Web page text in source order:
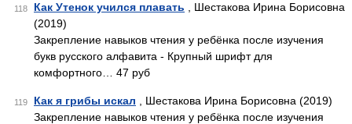
118 Как Утенок учился плавать , Шестакова Ирина Борисовна
(2019)
Закрепление навыков чтения у ребёнка после изучения
букв русского алфавита - Крупный шрифт для
комфортного… 47 руб
119 Как я грибы искал , Шестакова Ирина Борисовна (2019)
Закрепление навыков чтения у ребёнка после изучения